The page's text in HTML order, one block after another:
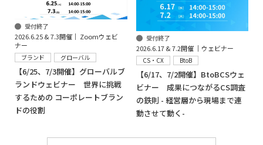
受付終了
2026.6.25 & 7.3開催｜ Zoomウェビ
ナー
ブランド グローバル
【6/25、7/3開催】グローバルブ
ランドウェビナー 世界に挑戦
するための コーポレートブラン
ドの役割
受付終了
2026.6.17 & 7.2開催 │ウェビナー
CS・CX BtoB
【6/17、7/2開催】BtoBCSウェ
ビナー 成果につながるCS調査
の鉄則 - 経営層から現場まで連
動させて動く-